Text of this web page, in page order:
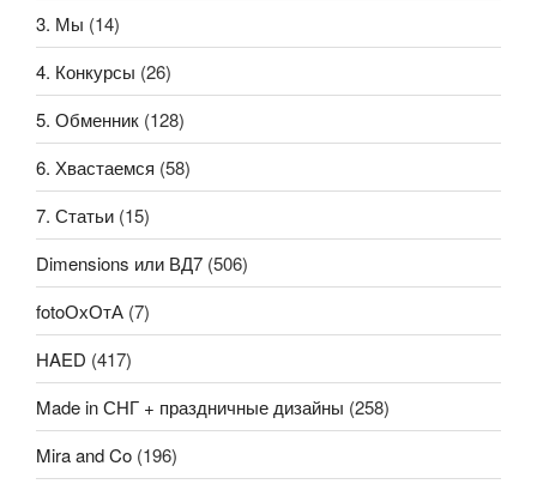
3. Мы (14)
4. Конкурсы (26)
5. Обменник (128)
6. Хвастаемся (58)
7. Статьи (15)
Dimensions или ВД7 (506)
fotoОхОтА (7)
HAED (417)
Made in СНГ + праздничные дизайны (258)
Mira and Co (196)